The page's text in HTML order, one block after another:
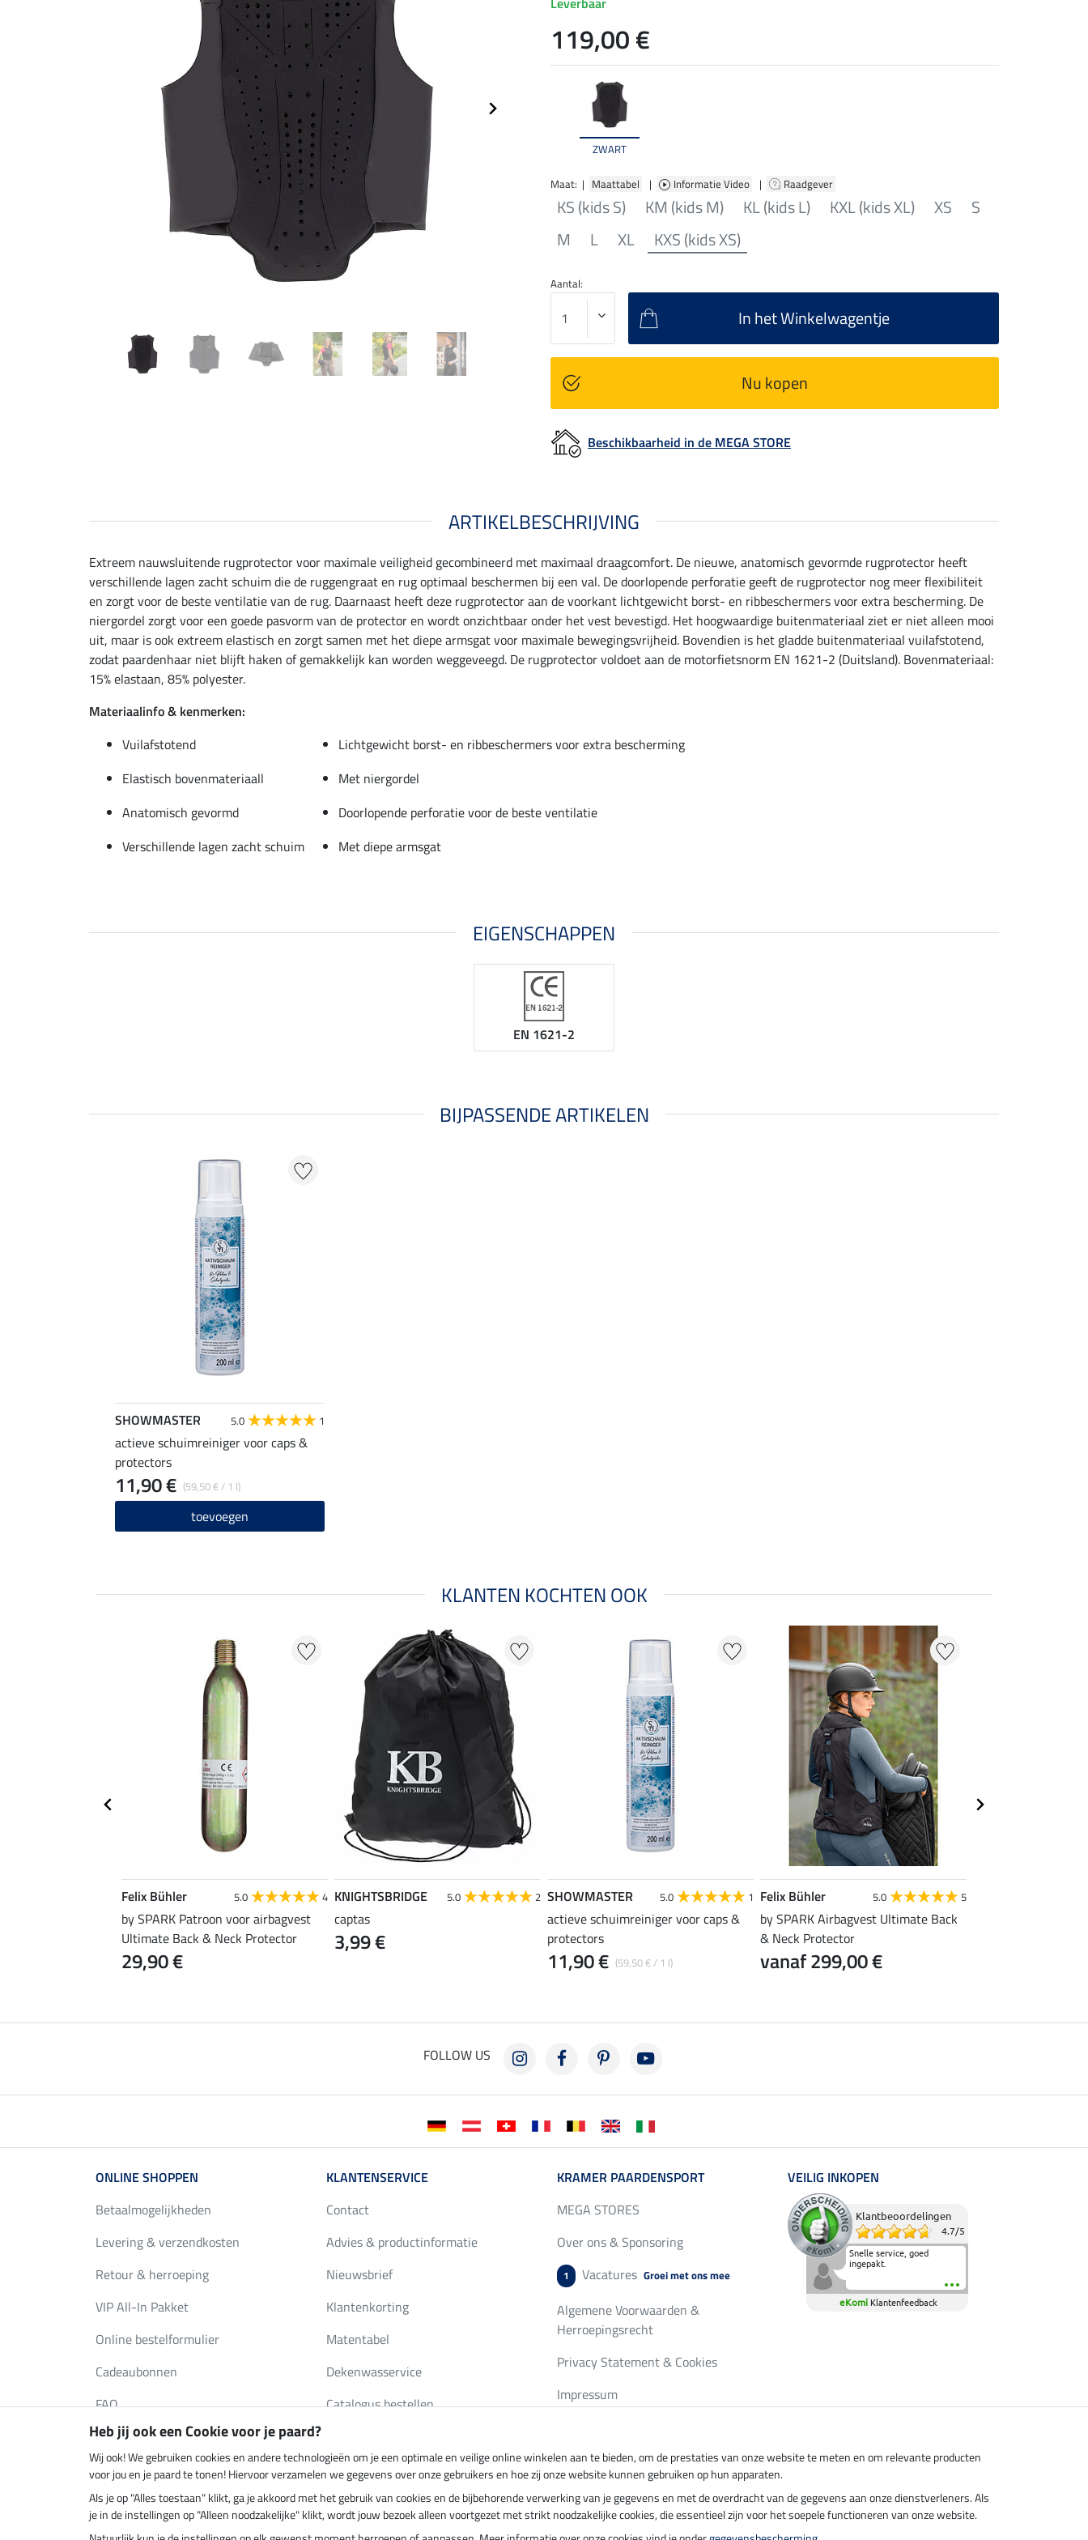
ZWART
Maat: | Maattabel | Informatie Video | Raadgever
KS (kids S) KM (kids M) KL (kids L) KXL (kids XL) XS
S
M
L XL KXS (kids XS)
119,00 €
Aantal:
In het Winkelwagentje
Nu kopen
Beschikbaarheid in de MEGA STORE
ARTIKELBESCHRIJVING
Extreem nauwsluitende rugprotector voor maximale veiligheid gecombineerd met maximaal draagcomfort. De nieuwe, anatomisch gevormde rugprotector heeft
verschillende lagen zacht schuim die de ruggengraat en rug optimaal beschermen bij een val. De doorlopende perforatie geeft de rugprotector nog meer flexibiliteit
en zorgt voor de beste ventilatie van de rug. Daarnaast heeft deze rugprotector aan de voorkant lichtgewicht borst- en ribbeschermers voor extra bescherming. De
niergordel zorgt voor een goede pasvorm van de protector en wordt onzichtbaar onder het vest bevestigd. Het hoogwaardige buitenmateriaal ziet er niet alleen mooi
uit, maar is ook extreem elastisch en zorgt samen met het diepe armsgat voor maximale bewegingsvrijheid. Bovendien is het gladde buitenmateriaal vuilafstotend,
zodat paardenhaar niet blijft haken of gemakkelijk kan worden weggeveegd. De rugprotector voldoet aan de motorfietsnorm EN 1621-2 (Duitsland). Bovenmateriaal:
15% elastaan, 85% polyester.
Materiaalinfo & kenmerken:
Vuilafstotend
Lichtgewicht borst- en ribbeschermers voor extra bescherming
Elastisch bovenmateriaall
Met niergordel
Anatomisch gevormd
Doorlopende perforatie voor de beste ventilatie
Verschillende lagen zacht schuim
Met diepe armsgat
EIGENSCHAPPEN
EN 1621-2
BIJPASSENDE ARTIKELEN
SHOWMASTER 5.0 1
actieve schuimreiniger voor caps &
protectors
(59,50 € / 1 l)
11,90 €
toevoegen
KLANTEN KOCHTEN OOK
Felix Bühler 5.0 4
by SPARK Patroon voor airbagvest
Ultimate Back & Neck Protector
29,90 €
KNIGHTSBRIDGE 5.0 2
captas
3,99 €
SHOWMASTER 5.0 1
actieve schuimreiniger voor caps &
protectors
(59,50 € / 1 l)
11,90 €
Felix Bühler 5.0 5
by SPARK Airbagvest Ultimate Back
& Neck Protector
vanaf 299,00 €
FOLLOW US
ONLINE SHOPPEN
Betaalmogelijkheden
Levering & verzendkosten
Retour & herroeping
VIP All-In Pakket
Online bestelformulier
Cadeaubonnen
FAQ
KLANTENSERVICE
Contact
Advies & productinformatie
Nieuwsbrief
Klantenkorting
Matentabel
Dekenwasservice
Catalogus bestellen
KRAMER PAARDENSPORT
MEGA STORES
Over ons & Sponsoring
1 Vacatures Groei met ons mee
Algemene Voorwaarden &
Herroepingsrecht
Privacy Statement & Cookies
Impressum
VEILIG INKOPEN
Klantbeoordelingen
4.7/5
Snelle service, goed
ingepakt.
eKomi Klantenfeedback
Klimaatneutrale shop Verzending per Veilig betalen met
Heb jij ook een Cookie voor je paard?
Wij ook! We gebruiken cookies en andere technologieën om je een optimale en veilige online winkelen aan te bieden, om de prestaties van onze website te meten en om relevante producten
voor jou en je paard te tonen! Hiervoor verzamelen we gegevens over onze gebruikers en hoe zij onze website kunnen gebruiken op hun apparaten.
Als je op "Alles toestaan" klikt, ga je akkoord met het gebruik van cookies en de bijbehorende verwerking van je gegevens en met de overdracht van de gegevens aan onze dienstverleners. Als
je in de instellingen op "Alleen noodzakelijke" klikt, wordt jouw bezoek alleen voortgezet met strikt noodzakelijke cookies, die essentieel zijn voor het soepele functioneren van onze website.